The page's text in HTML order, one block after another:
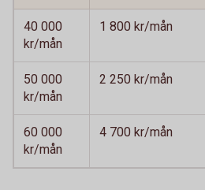
40 000
kr/mån
1 800 kr/mån
50 000
kr/mån
2 250 kr/mån
60 000
kr/mån
4 700 kr/mån